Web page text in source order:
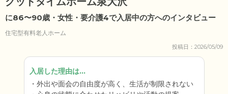
に86〜90歳・女性・要介護4で入居中の方へのインタビュー
住宅型有料老人ホーム
投稿日：2026/05/09
入居した理由は...
外出や面会の自由度が高く、生活が制限されない